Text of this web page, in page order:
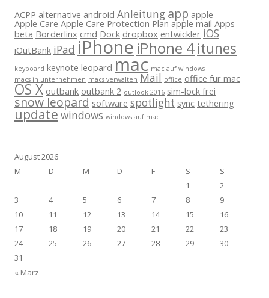
ACPP alternative android Anleitung app apple
Apple Care Apple Care Protection Plan apple mail Apps
beta Borderlinx cmd Dock dropbox entwickler iOS
iOutBank iPad iPhone iPhone 4itunes
keyboard keynote leopard mac mac auf windows
macs in unternehmen macs verwalten Mail office office für mac
OS X outbank outbank 2 outlook 2016 sim-lock frei
snow leopard software spotlight sync tethering
update windows windows auf mac
August 2026
M
D M D F S
S
1
2
3
4 5 6 7 8
9
10
11 12 13 14 15
16
17
18 19 20 21 22
23
24
25 26 27 28 29
30
31
« März